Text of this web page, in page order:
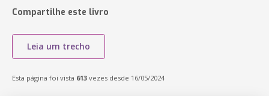
Compartilhe este livro
Leia um trecho
Esta página foi vista 613 vezes desde 16/05/2024